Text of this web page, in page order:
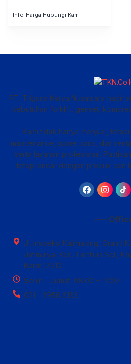
Info Harga Hubungi Kami . . .
PT. Triguna Karya Nusantara hadir
kebutuhan forklift, genset,
Kami tidak hanya menjual,
maintenance, spare parts, dan
serta layanan profesional.
tetap lancar dengan produk dan
—–
Jl. Inspeksi Kalimalang, Grand
Jatimulya, Kec. Tambun Sel.,
Barat 17510
Senin – Jumat: 08:00 – 17:00
021 – 2956 6163